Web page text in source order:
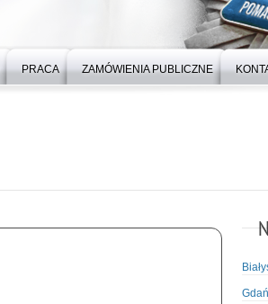
PRACA ZAMÓWIENIA PUBLICZNE